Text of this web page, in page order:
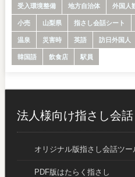
受入環境整備
地方自治体 外国人
小売
山梨県 指さし会話シート
温泉
災害時 英語 訪日外国人
韓国語
飲食店 駅員
法人様向け指さし会話
オリジナル版指さし会話ツー
PDF版はたらく指さし